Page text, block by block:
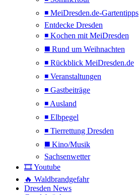
◾ MeiDresden.de-Gartentipps
Entdecke Dresden
◾ Kochen mit MeiDresden
◼️ Rund um Weihnachten
◾ Rückblick MeiDresden.de
◾ Veranstaltungen
◾ Gastbeiträge
◾ Ausland
◾ Elbpegel
◾ Tierrettung Dresden
◼️ Kino/Musik
Sachsenwetter
🎞️ Youtube
🔥 Waldbrandgefahr
Dresden News